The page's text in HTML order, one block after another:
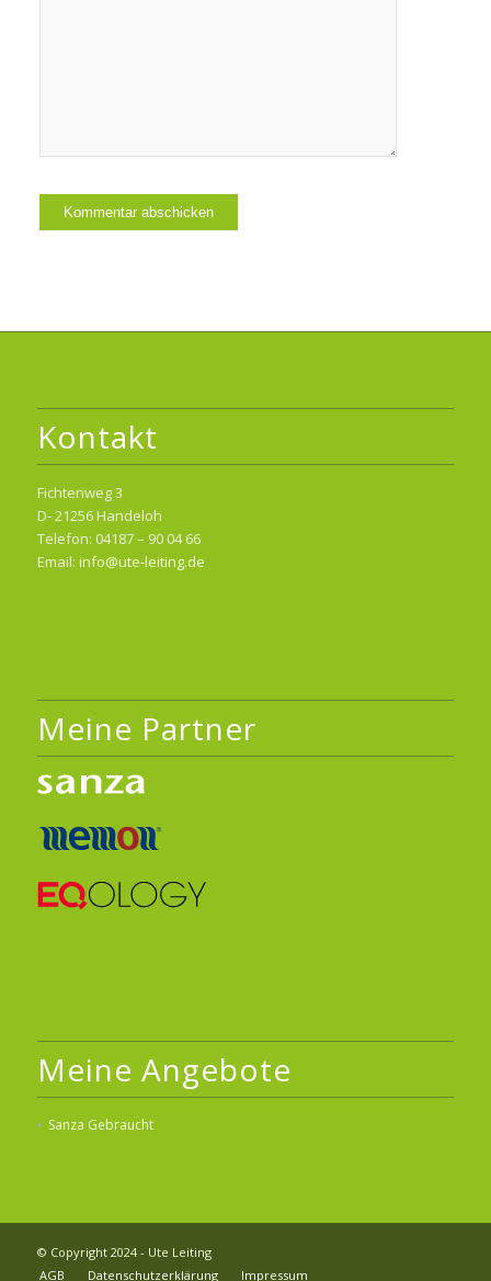
Kontakt
Fichtenweg 3
D- 21256 Handeloh
Telefon: 04187 – 90 04 66
Email: info@ute-leiting.de
Meine Partner
Meine Angebote
Sanza Gebraucht
© Copyright 2024 - Ute Leiting
AGB
Datenschutzerklärung Impressum